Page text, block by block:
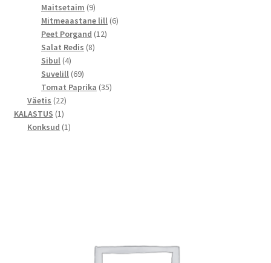
toodet
Maitsetaim 99
toodet
Mitmeaastane lill 66
Peet Porgand 1212
Salat Redis 88
Sibul 44
toodet
Suvelill 6969
toodet
Tomat Paprika 3535
Väetis 2222
KALASTUS 11
toode
Konksud 11